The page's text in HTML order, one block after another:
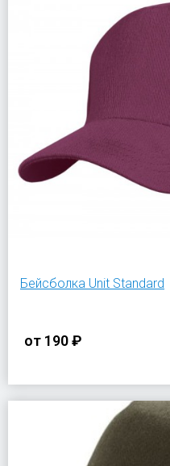
Бейсболка Unit Standard
от 190 ₽